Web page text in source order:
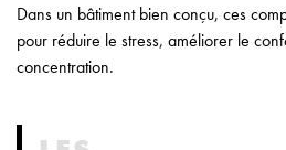
Dans un bâtiment bien conçu, ces
pour réduire le stress, améliorer le
concentration.